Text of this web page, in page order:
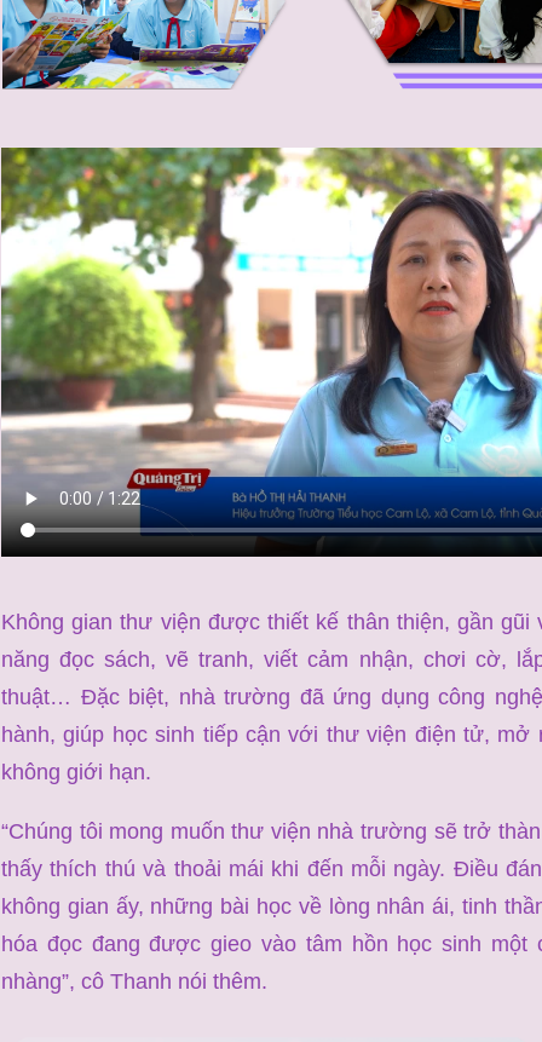
Không gian thư viện được thiết kế thân thiện, gần gũi
năng đọc sách, vẽ tranh, viết cảm nhận, chơi cờ,
thuật… Đặc biệt, nhà trường đã ứng dụng công
hành, giúp học sinh tiếp cận với thư viện điện tử, mở
không giới hạn.
“Chúng tôi mong muốn thư viện nhà trường sẽ trở
thấy thích thú và thoải mái khi đến mỗi ngày. Điều
không gian ấy, những bài học về lòng nhân ái, tinh
hóa đọc đang được gieo vào tâm hồn học sinh một
nhàng”, cô Thanh nói thêm.